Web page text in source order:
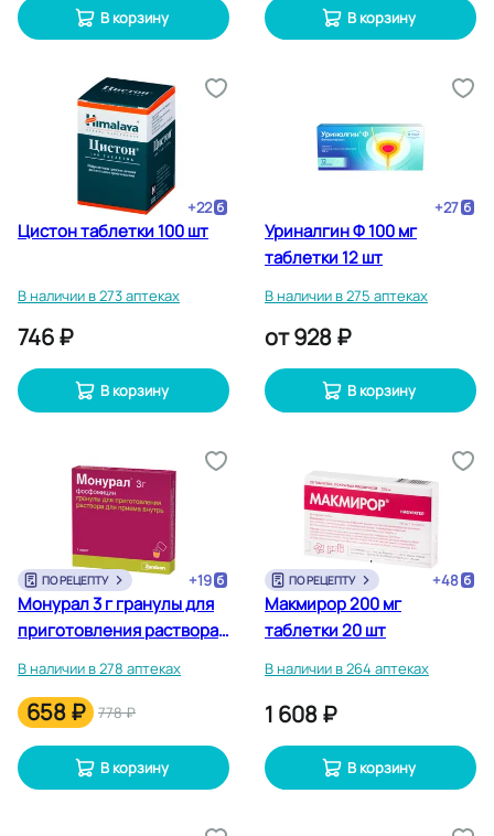
В корзину В корзину
+22
Цистон таблетки 100 шт
В наличии в 273 аптеках
746 ₽
В корзину
+27
Уриналгин Ф 100 мг
таблетки 12 шт
В наличии в 275 аптеках
от928 ₽
В корзину
ПО РЕЦЕПТУ +19
Монурал 3 г гранулы для
приготовления раствора
пакетик 1 шт
В наличии в 278 аптеках
658 ₽ 778 ₽
В корзину
ПО РЕЦЕПТУ +48
Макмирор 200 мг
таблетки 20 шт
В наличии в 264 аптеках
1 608 ₽
В корзину